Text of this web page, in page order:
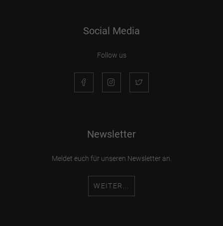
Social Media
Follow us
Newsletter
Meldet euch für unseren Newsletter an.
WEITER...